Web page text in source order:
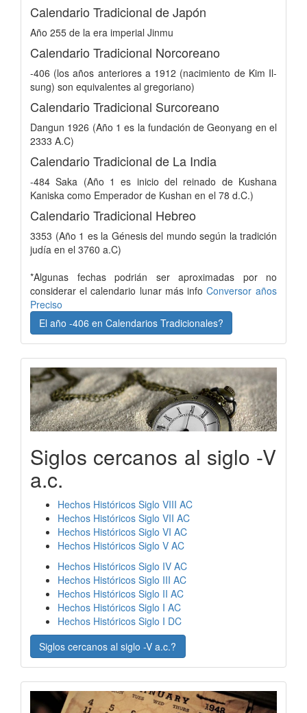
Calendario Tradicional de Japón
Año 255 de la era imperial Jinmu
Calendario Tradicional Norcoreano
-406 (los años anteriores a 1912 (nacimiento de Kim Il-
sung) son equivalentes al gregoriano)
Calendario Tradicional Surcoreano
Dangun 1926 (Año 1 es la fundación de Geonyang en el
2333 A.C)
Calendario Tradicional de La India
-484 Saka (Año 1 es inicio del reinado de Kushana
Kaniska como Emperador de Kushan en el 78 d.C.)
Calendario Tradicional Hebreo
3353 (Año 1 es la Génesis del mundo según la tradición
judía en el 3760 a.C)
*Algunas fechas podrián ser aproximadas por no
considerar el calendario lunar más info Conversor años
Preciso
El año -406 en Calendarios Tradicionales?
Siglos cercanos al siglo -V
a.c.
Hechos Históricos Siglo VIII AC
Hechos Históricos Siglo VII AC
Hechos Históricos Siglo VI AC
Hechos Históricos Siglo V AC
Hechos Históricos Siglo IV AC
Hechos Históricos Siglo III AC
Hechos Históricos Siglo II AC
Hechos Históricos Siglo I AC
Hechos Históricos Siglo I DC
Siglos cercanos al siglo -V a.c.?